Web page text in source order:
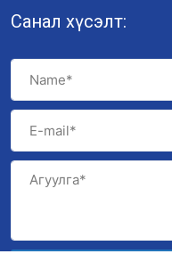
Санал хүсэлт: